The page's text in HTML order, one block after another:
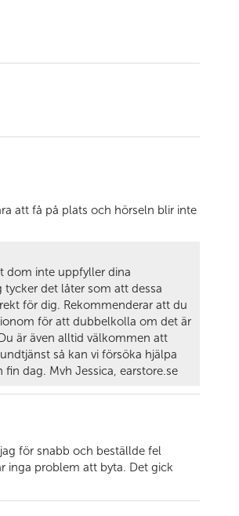
att få på plats och hörseln blir inte
dom inte uppfyller dina
tycker det låter som att dessa
för dig. Rekommenderar att du
för att dubbelkolla om det är
är även alltid välkommen att
så kan vi försöka hjälpa
fin dag. Mvh Jessica, earstore.se
för snabb och beställde fel
inga problem att byta. Det gick